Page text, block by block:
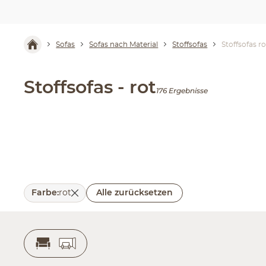
Sofas Sofas nach Material Stoffsofas Stoffsofas
Stoffsofas - rot176 Ergebnisse
Farbe:rot Alle zurücksetzen